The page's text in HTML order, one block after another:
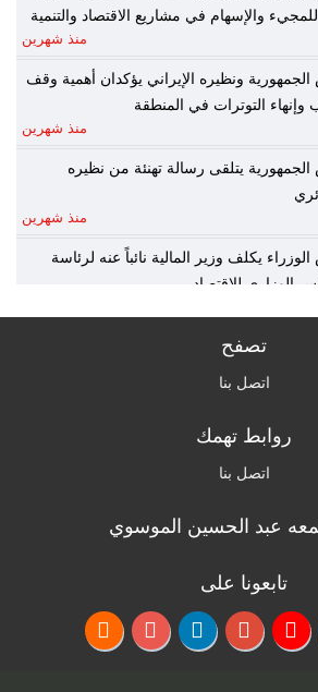
للمجيء والإسهام في مشاريع الاقتصاد والتنمية
منذ شهرين
ونظيره الإيراني يؤكدان أهمية وقف
وإنهاء التوترات في المنطقة
منذ شهرين
يتلقى رسالة تهنئة من نظيره
منذ شهرين
يكلف وزير المالية نائباً عنه لرئاسة
الوزاري للاقتصاد
أمن واستقرار دول الخليج يُعدّ جزءاً لا يتجزأ
الأمن القومي العربي
الكاملة لجلسة مجلس الوزراء اليوم
السلع الزراعية غير مشمولة بالتعرفة
نظام إدارة المعلومات سيرسل لأهالي الطلبة
عن درجاتهم ومستواهم العلمي
تصفح
اتصل بنا
روابط تهمك
اتصل بنا
عبد الحسين الموسوي
تابعونا على